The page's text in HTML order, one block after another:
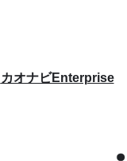
カオナビEnterprise